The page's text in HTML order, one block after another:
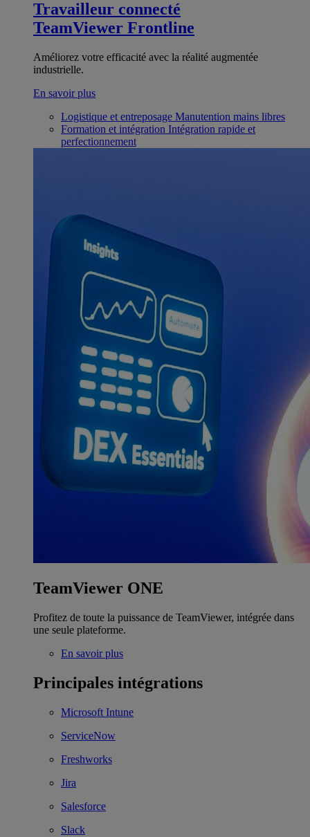
Travailleur connecté
TeamViewer Frontline
Améliorez votre efficacité avec la réalité augmentée
industrielle.
En savoir plus
Logistique et entreposage Manutention mains libres
Formation et intégration Intégration rapide et
perfectionnement
TeamViewer ONE
Profitez de toute la puissance de TeamViewer, intégrée dans
une seule plateforme.
En savoir plus
Principales intégrations
Microsoft Intune
ServiceNow
Freshworks
Jira
Salesforce
Slack